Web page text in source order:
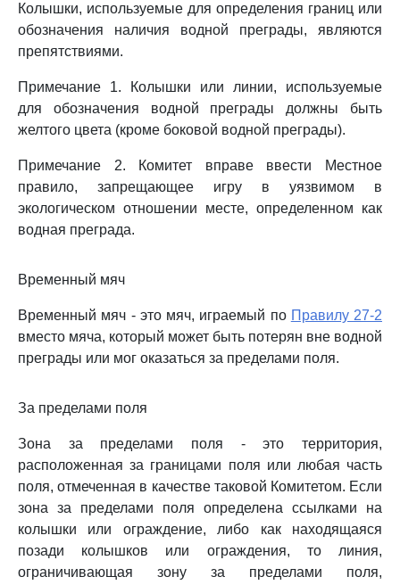
Колышки, используемые для определения границ или
обозначения наличия водной преграды, являются
препятствиями.
Примечание 1. Колышки или линии, используемые
для обозначения водной преграды должны быть
желтого цвета (кроме боковой водной преграды).
Примечание 2. Комитет вправе ввести Местное
правило, запрещающее игру в уязвимом в
экологическом отношении месте, определенном как
водная преграда.
Временный мяч
Временный мяч - это мяч, играемый по Правилу 27-2
вместо мяча, который может быть потерян вне водной
преграды или мог оказаться за пределами поля.
За пределами поля
Зона за пределами поля - это территория,
расположенная за границами поля или любая часть
поля, отмеченная в качестве таковой Комитетом. Если
зона за пределами поля определена ссылками на
колышки или ограждение, либо как находящаяся
позади колышков или ограждения, то линия,
ограничивающая зону за пределами поля,